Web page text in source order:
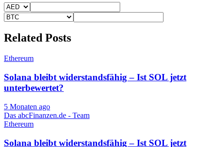
Related Posts
Ethereum
Solana bleibt widerstandsfähig – Ist SOL jetzt
unterbewertet?
5 Monaten ago
Das abcFinanzen.de - Team
Ethereum
Solana bleibt widerstandsfähig – Ist SOL jetzt